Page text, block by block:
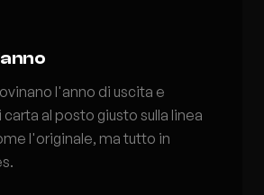
l'anno di uscita e
al posto giusto sulla linea
l'originale, ma tutto in